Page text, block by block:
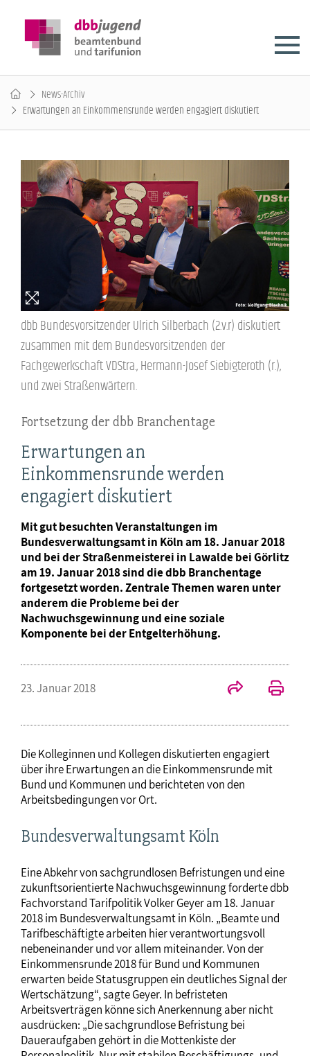
News-Archiv
Erwartungen an Einkommensrunde werden engagiert diskutiert
dbb Bundesvorsitzender Ulrich Silberbach (2.v.r) diskutiert
zusammen mit dem Bundesvorsitzenden der
Fachgewerkschaft VDStra., Hermann-Josef Siebigteroth (r.),
und zwei Straßenwärtern.
Fortsetzung der dbb Branchentage
Erwartungen an
Einkommensrunde werden
engagiert diskutiert
Mit gut besuchten Veranstaltungen im
Bundesverwaltungsamt in Köln am 18. Januar 2018
und bei der Straßenmeisterei in Lawalde bei Görlitz
am 19. Januar 2018 sind die dbb Branchentage
fortgesetzt worden. Zentrale Themen waren unter
anderem die Probleme bei der
Nachwuchsgewinnung und eine soziale
Komponente bei der Entgelterhöhung.
23. Januar 2018
Die Kolleginnen und Kollegen diskutierten engagiert
über ihre Erwartungen an die Einkommensrunde mit
Bund und Kommunen und berichteten von den
Arbeitsbedingungen vor Ort.
Bundesverwaltungsamt Köln
Eine Abkehr von sachgrundlosen Befristungen und eine
zukunftsorientierte Nachwuchsgewinnung forderte dbb
Fachvorstand Tarifpolitik Volker Geyer am 18. Januar
2018 im Bundesverwaltungsamt in Köln. „Beamte und
Tarifbeschäftigte arbeiten hier verantwortungsvoll
nebeneinander und vor allem miteinander. Von der
Einkommensrunde 2018 für Bund und Kommunen
erwarten beide Statusgruppen ein deutliches Signal der
Wertschätzung“, sagte Geyer. In befristeten
Arbeitsverträgen könne sich Anerkennung aber nicht
ausdrücken: „Die sachgrundlose Befristung bei
Daueraufgaben gehört in die Mottenkiste der